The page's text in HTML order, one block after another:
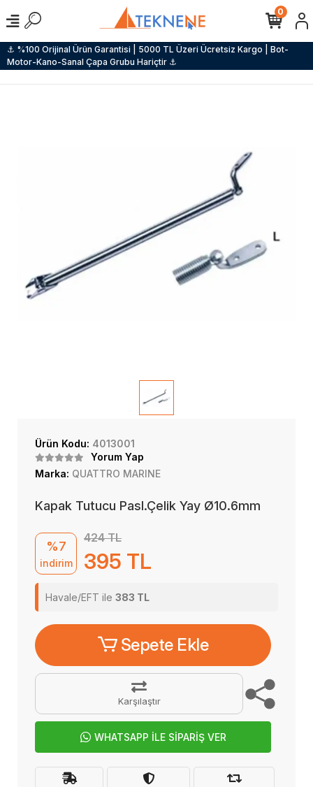
⚓ %100 Orijinal Ürün Garantisi | 5000 TL Üzeri Ücretsiz Kargo | Bot-
Motor-Kano-Sanal Çapa Grubu Hariçtir ⚓
0
Ürün Kodu: 4013001
Yorum Yap
Marka: QUATTRO MARINE
Kapak Tutucu Pasl.Çelik Yay Ø10.6mm
%7
indirim
424 TL
395 TL
Havale/EFT ile 383 TL
Sepete Ekle
Karşılaştır
WHATSAPP İLE SİPARİŞ VER